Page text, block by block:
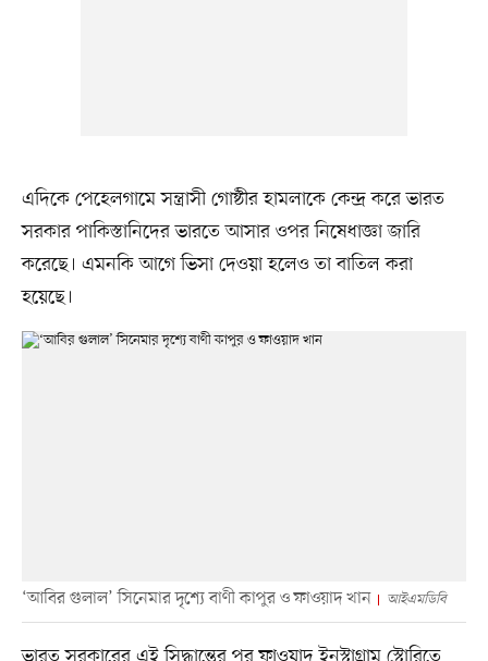
এদিকে পেহেলগামে সন্ত্রাসী গোষ্ঠীর হামলাকে কেন্দ্র করে ভারত
সরকার পাকিস্তানিদের ভারতে আসার ওপর নিষেধাজ্ঞা জারি
করেছে। এমনকি আগে ভিসা দেওয়া হলেও তা বাতিল করা
হয়েছে।
‘আবির গুলাল’ সিনেমার দৃশ্যে বাণী কাপুর ও ফাওয়াদ খান আইএমডিবি